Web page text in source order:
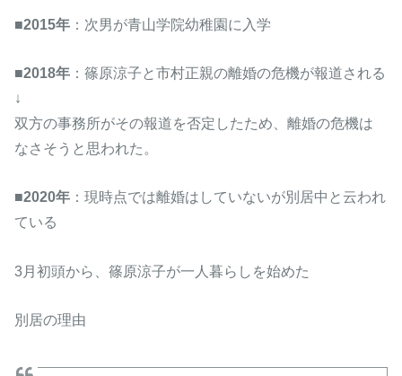
■2015年 ：次男が青山学院幼稚園に入学
■2018年 ：篠原涼子と市村正親の離婚の危機が報道される
↓
双方の事務所がその報道を否定したため、離婚の危機は
なさそうと思われた。
■2020年 ：現時点では離婚はしていないが別居中と云われ
ている
3月初頭から、篠原涼子が一人暮らしを始めた
別居の理由